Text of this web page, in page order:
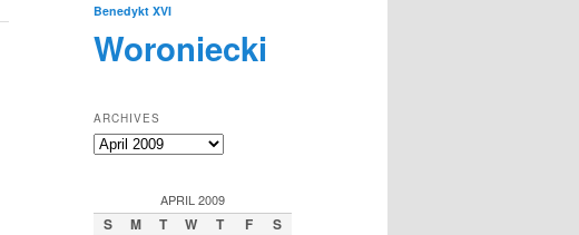
Benedykt XVI
Woroniecki
ARCHIVES
Archives
APRIL 2009
S M T W T F S